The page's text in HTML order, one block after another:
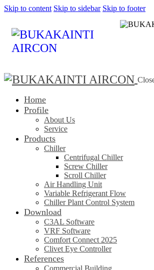
Skip to content Skip to sidebar Skip to footer
Home
Profile
About Us
Service
Products
Chiller
Centrifugal Chiller
Screw Chiller
Scroll Chiller
Air Handling Unit
Variable Refrigerant Flow
Chiller Plant Control System
Download
C3AL Software
VRF Software
Comfort Connect 2025
Clivet Eye Controller
References